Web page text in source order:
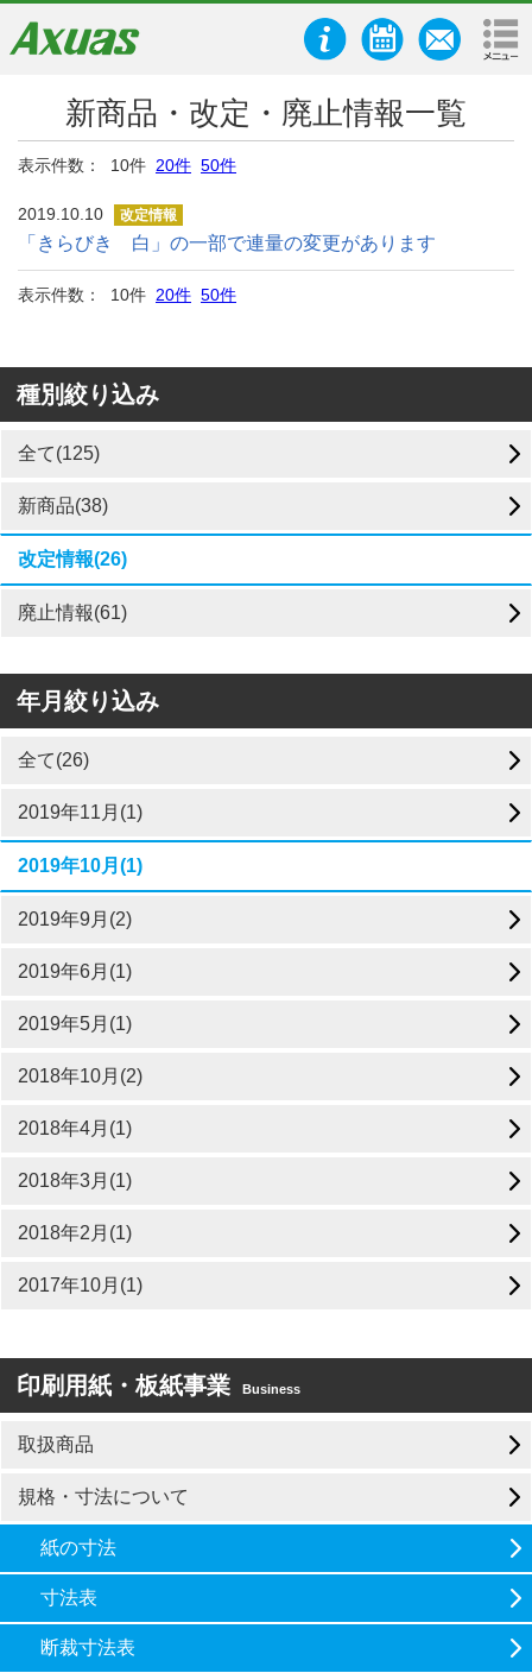
新商品・改定・廃止情報一覧
表示件数： 10件 20件 50件
2019.10.10 改定情報
「きらびき 白」の一部で連量の変更があります
表示件数： 10件 20件 50件
種別絞り込み
全て(125)
新商品(38)
改定情報(26)
廃止情報(61)
年月絞り込み
全て(26)
2019年11月(1)
2019年10月(1)
2019年9月(2)
2019年6月(1)
2019年5月(1)
2018年10月(2)
2018年4月(1)
2018年3月(1)
2018年2月(1)
2017年10月(1)
印刷用紙・板紙事業 Business
取扱商品
規格・寸法について
紙の寸法
寸法表
断裁寸法表